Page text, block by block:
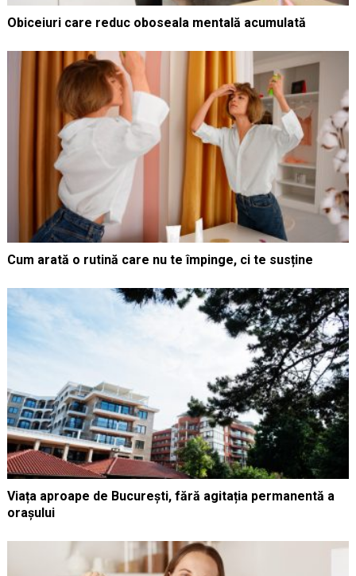
Obiceiuri care reduc oboseala mentală acumulată
Cum arată o rutină care nu te împinge, ci te susține
Viața aproape de București, fără agitația permanentă a
orașului